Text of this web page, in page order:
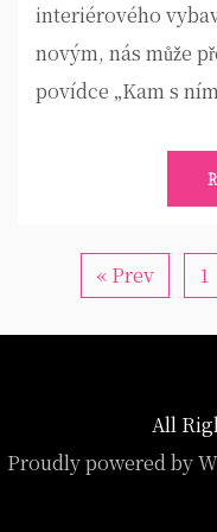
interiérového
novým, nás může
povídce „Kam s
« Prev 1
All
Proudly powered by